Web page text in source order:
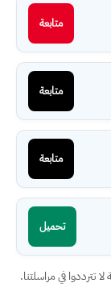
متابعة
متابعة
متابعة
تحميل
في مراسلتنا.